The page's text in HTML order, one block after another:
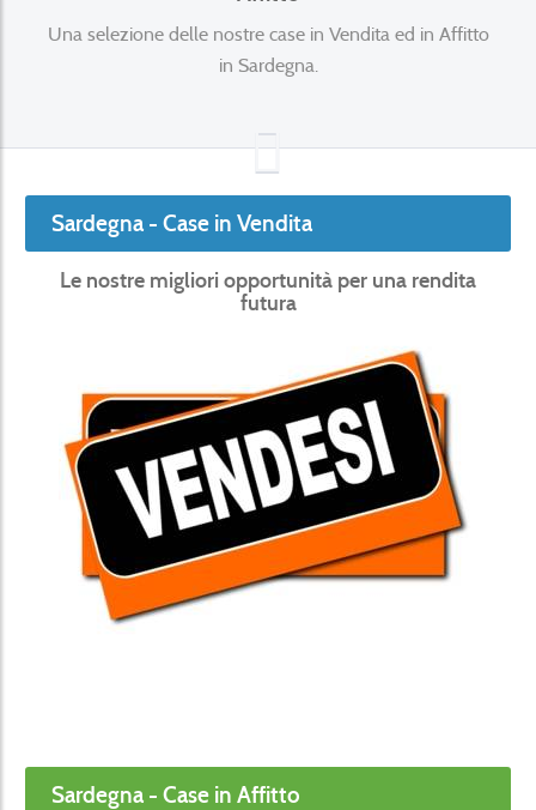
Una selezione delle nostre case in Vendita ed in Affitto
in Sardegna.
Sardegna - Case in Vendita
Le nostre migliori opportunità per una rendita
futura
Sardegna - Case in Affitto